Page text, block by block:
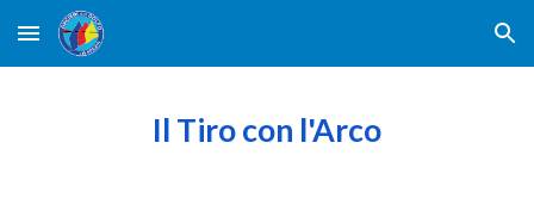
Skip to main content Skip to navigation
Il Tiro con l'Arco